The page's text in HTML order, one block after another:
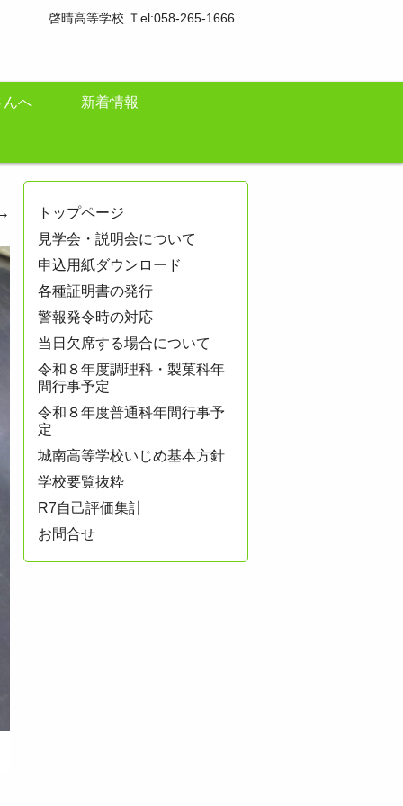
啓晴高等学校 Ｔel:058-265-1666
んへ 新着情報
トップページ
見学会・説明会について
申込用紙ダウンロード
各種証明書の発行
警報発令時の対応
当日欠席する場合について
令和８年度調理科・製菓科年
間行事予定
令和８年度普通科年間行事予
定
城南高等学校いじめ基本方針
学校要覧抜粋
R7自己評価集計
お問合せ